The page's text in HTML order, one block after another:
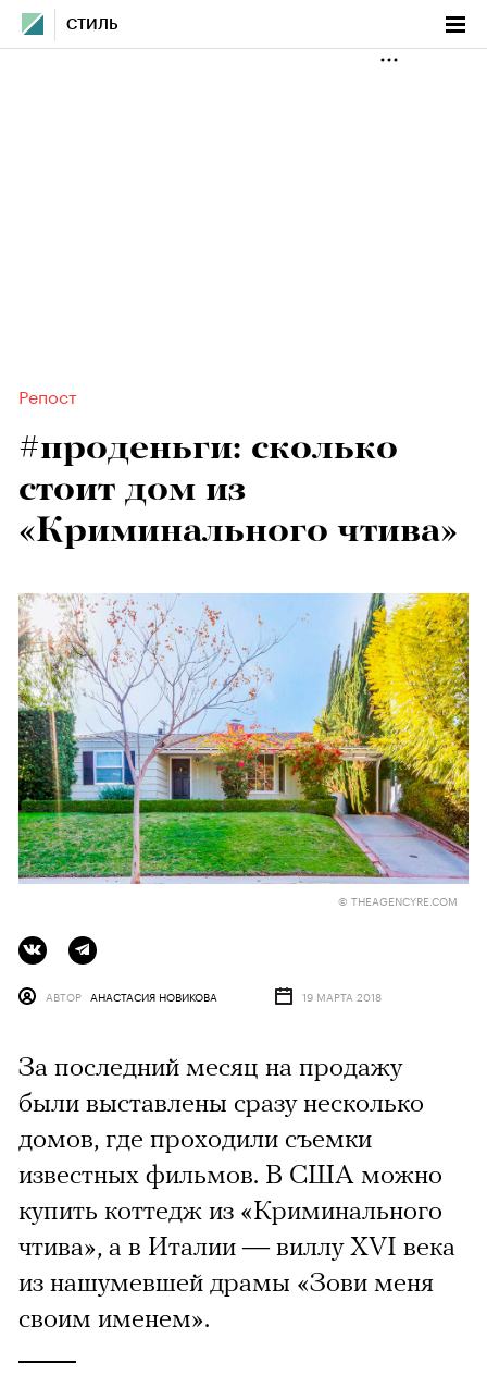
СТИЛЬ
Репост
#проденьги: сколько
стоит дом из
«Криминального чтива»
© THEAGENCYRE.COM
АВТОР АНАСТАСИЯ НОВИКОВА 19 МАРТА 2018
За последний месяц на продажу
были выставлены сразу несколько
домов, где проходили съемки
известных фильмов. В США можно
купить коттедж из «Криминального
чтива», а в Италии — виллу XVI века
из нашумевшей драмы «Зови меня
своим именем».